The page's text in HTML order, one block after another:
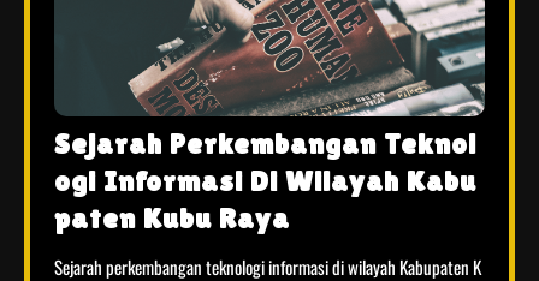
Sejarah Perkembangan Teknol
ogi Informasi Di Wilayah Kabu
paten Kubu Raya
Sejarah perkembangan teknologi informasi di wilayah Kabupaten K